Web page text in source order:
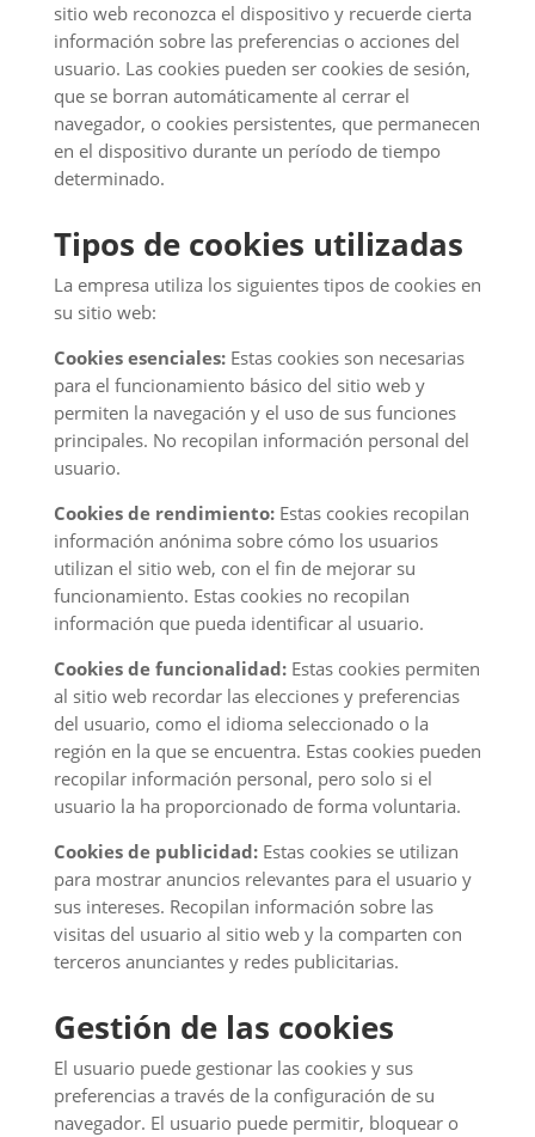
sitio web reconozca el dispositivo y recuerde cierta
información sobre las preferencias o acciones del
usuario. Las cookies pueden ser cookies de sesión,
que se borran automáticamente al cerrar el
navegador, o cookies persistentes, que permanecen
en el dispositivo durante un período de tiempo
determinado.
Tipos de cookies utilizadas
La empresa utiliza los siguientes tipos de cookies en
su sitio web:
Cookies esenciales:Estas cookies son necesarias
para el funcionamiento básico del sitio web y
permiten la navegación y el uso de sus funciones
principales. No recopilan información personal del
usuario.
Cookies de rendimiento:Estas cookies recopilan
información anónima sobre cómo los usuarios
utilizan el sitio web, con el fin de mejorar su
funcionamiento. Estas cookies no recopilan
información que pueda identificar al usuario.
Cookies de funcionalidad:Estas cookies permiten
al sitio web recordar las elecciones y preferencias
del usuario, como el idioma seleccionado o la
región en la que se encuentra. Estas cookies pueden
recopilar información personal, pero solo si el
usuario la ha proporcionado de forma voluntaria.
Cookies de publicidad:Estas cookies se utilizan
para mostrar anuncios relevantes para el usuario y
sus intereses. Recopilan información sobre las
visitas del usuario al sitio web y la comparten con
terceros anunciantes y redes publicitarias.
Gestión de las cookies
El usuario puede gestionar las cookies y sus
preferencias a través de la configuración de su
navegador. El usuario puede permitir, bloquear o